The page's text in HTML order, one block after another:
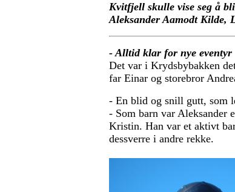
Kvitfjell skulle vise seg å
Aleksander Aamodt Kilde,
- Alltid klar for nye eventyr
Det var i Krydsbybakken
far Einar og storebror
- En blid og snill gutt, som
- Som barn var Aleksander
Kristin. Han var et aktivt
dessverre i andre rekke.